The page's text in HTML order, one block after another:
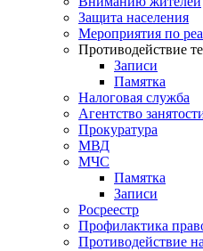
Защита населения
Мероприятия по
Противодействие
Записи
Памятка
Налоговая служба
Агентство
Прокуратура
МВД
МЧС
Памятка
Записи
Росреестр
Профилактика
Противодействие